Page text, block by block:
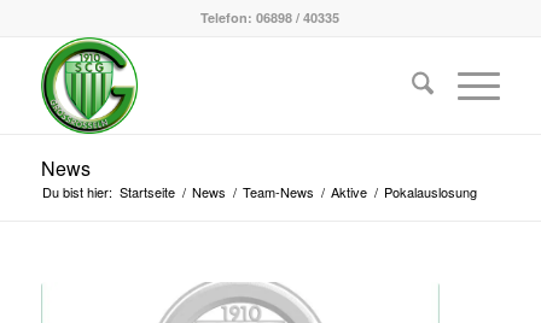
Telefon: 06898 / 40335
News
Du bist hier: Startseite / News / Team-News / Aktive / Pokalauslosung